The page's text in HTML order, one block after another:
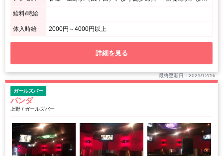
給料/時給
体入時給 2000円～4000円以上
詳細を見る
最終更新日：2021/12/16
ガールズバー
パンダ
上野 / ガールズバー